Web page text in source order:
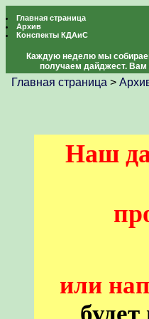
Главная страница
Архив
Конспекты КДАиС
Каждую неделю мы
получаем дайджест. Вам
Главная страница >
Наш
или